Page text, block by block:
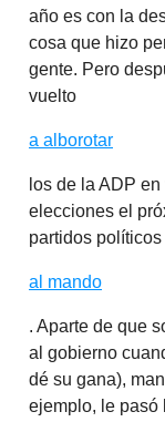
año es con la
cosa que hizo
gente. Pero
vuelto
a alborotar
los de la ADP
elecciones el
partidos
al mando
. Aparte de que
al gobierno
dé su gana),
ejemplo, le pasó